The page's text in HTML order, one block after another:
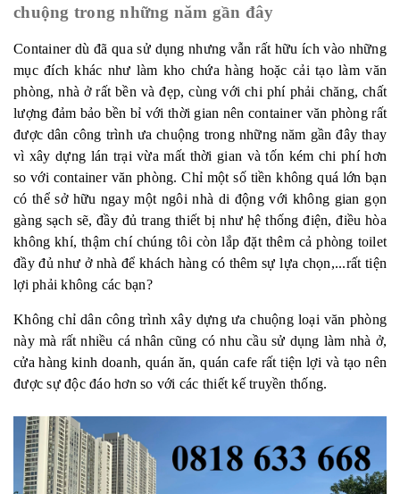
chuộng trong những năm gần đây
Container dù đã qua sử dụng nhưng vẫn rất hữu ích vào những
mục đích khác như làm kho chứa hàng hoặc cải tạo làm văn
phòng, nhà ở rất bền và đẹp, cùng với chi phí phải chăng, chất
lượng đảm bảo bền bỉ với thời gian nên container văn phòng rất
được dân công trình ưa chuộng trong những năm gần đây thay
vì xây dựng lán trại vừa mất thời gian và tốn kém chi phí hơn
so với container văn phòng. Chỉ một số tiền không quá lớn bạn
có thể sở hữu ngay một ngôi nhà di động với không gian gọn
gàng sạch sẽ, đầy đủ trang thiết bị như hệ thống điện, điều hòa
không khí, thậm chí chúng tôi còn lắp đặt thêm cả phòng toilet
đầy đủ như ở nhà để khách hàng có thêm sự lựa chọn,...rất tiện
lợi phải không các bạn?
Không chỉ dân công trình xây dựng ưa chuộng loại văn phòng
này mà rất nhiều cá nhân cũng có nhu cầu sử dụng làm nhà ở,
cửa hàng kinh doanh, quán ăn, quán cafe rất tiện lợi và tạo nên
được sự độc đáo hơn so với các thiết kế truyền thống.